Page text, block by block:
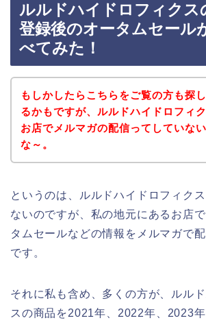
ルルドハイドロフィクス
登録後のオータムセール
べてみた！
もしかしたらこちらをご覧の方も探
るかもですが、ルルドハイドロフィ
お店でメルマガの配信ってしていな
な～。
というのは、ルルドハイドロフィク
ないのですが、私の地元にあるお店
タムセールなどの情報をメルマガで
です。
それに私も含め、多くの方が、ルル
スの商品を2021年、2022年、2023